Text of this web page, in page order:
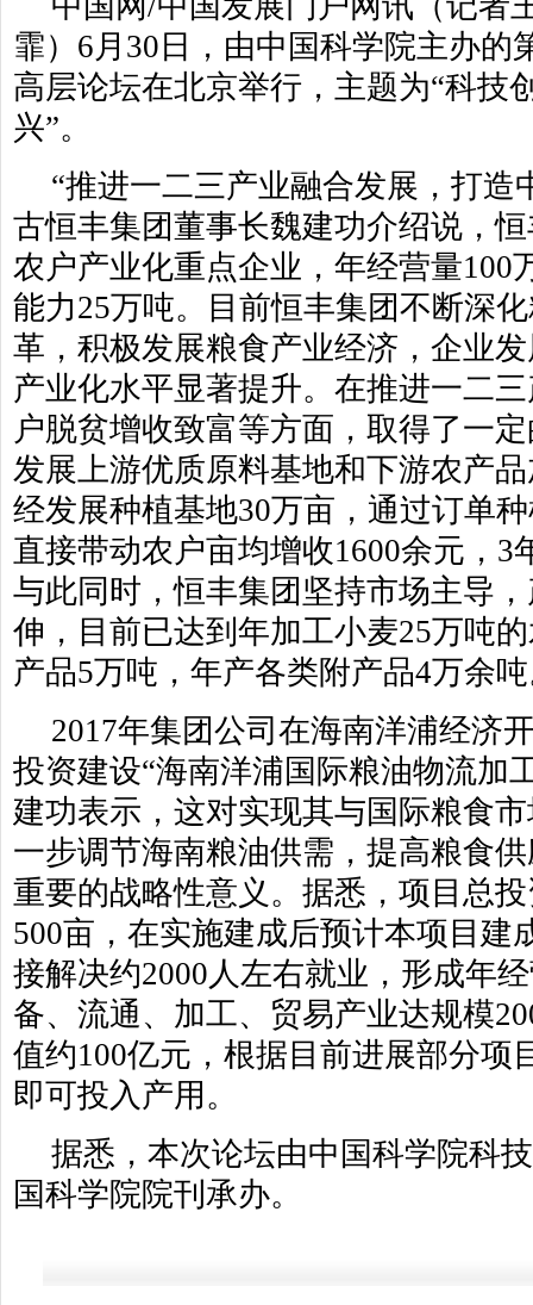
霏）6月30日，由中国科学院主办的
高层论坛在北京举行，主题为“科技
兴”。
“推进一二三产业融合发展，打造
古恒丰集团董事长魏建功介绍说，
农户产业化重点企业，年经营量100
能力25万吨。目前恒丰集团不断深
革，积极发展粮食产业经济，企业
产业化水平显著提升。在推进一二
户脱贫增收致富等方面，取得了一
发展上游优质原料基地和下游农产
经发展种植基地30万亩，通过订单
直接带动农户亩均增收1600余元，3
与此同时，恒丰集团坚持市场主导
伸，目前已达到年加工小麦25万吨
产品5万吨，年产各类附产品4万余
2017年集团公司在海南洋浦经济
投资建设“海南洋浦国际粮油物流加
建功表示，这对实现其与国际粮食
一步调节海南粮油供需，提高粮食
重要的战略性意义。据悉，项目总
500亩，在实施建成后预计本项目建
接解决约2000人左右就业，形成年
备、流通、加工、贸易产业达规模
值约100亿元，根据目前进展部分项
即可投入产用。
据悉，本次论坛由中国科学院科
国科学院院刊承办。